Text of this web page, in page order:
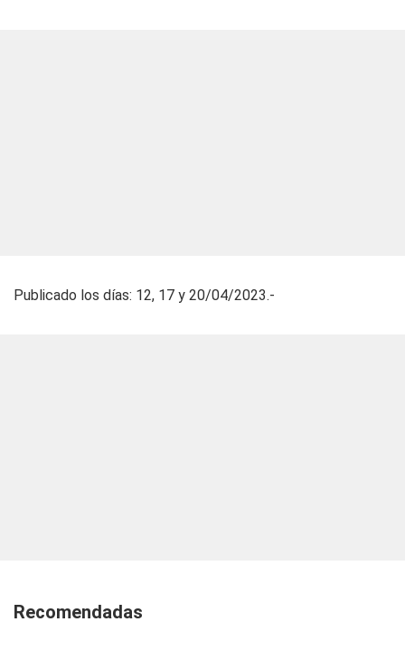
Publicado los días: 12, 17 y 20/04/2023.-
Recomendadas